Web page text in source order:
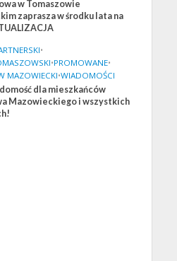
w Tomaszowie
zaprasza w środku lata na
•
•PROMOWANE•
MAZOWIECKI•WIADOMOŚCI
dla mieszkańców
Mazowieckiego i wszystkich